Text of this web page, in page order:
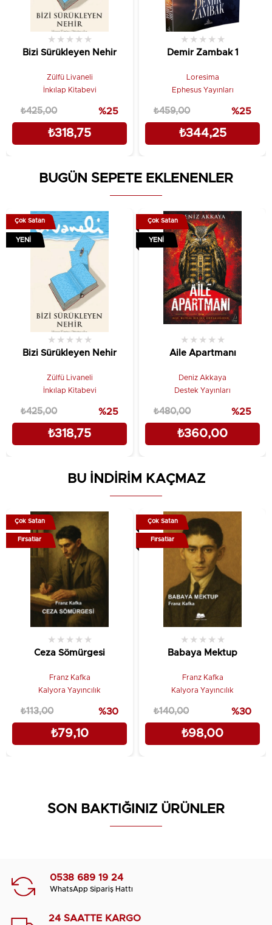
Bizi Sürükleyen Nehir
★ ★ ★ ★ ★
Zülfü Livaneli
İnkılap Kitabevi
₺318,75
₺425,00 %25
Demir Zambak 1
★ ★ ★ ★ ★
Loresima
Ephesus Yayınları
₺344,25
₺459,00 %25
BUGÜN SEPETE EKLENENLER
Bizi Sürükleyen Nehir
★ ★ ★ ★ ★
Zülfü Livaneli
İnkılap Kitabevi
₺318,75
₺425,00 %25
Çok Satan
YENI
Aile Apartmanı
★ ★ ★ ★ ★
Deniz Akkaya
Destek Yayınları
₺360,00
₺480,00 %25
Çok Satan
YENI
BU İNDİRİM KAÇMAZ
Ceza Sömürgesi
★ ★ ★ ★ ★
Franz Kafka
Kalyora Yayıncılık
₺79,10
₺113,00 %30
Çok Satan
Fırsatlar
Babaya Mektup
★ ★ ★ ★ ★
Franz Kafka
Kalyora Yayıncılık
₺98,00
₺140,00 %30
Çok Satan
Fırsatlar
SON BAKTIĞINIZ ÜRÜNLER
0538 689 19 24
WhatsApp Sipariş Hattı
24 SAATTE KARGO